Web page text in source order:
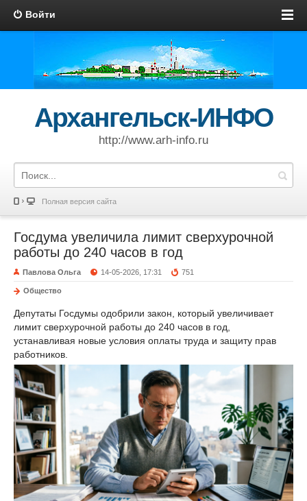
Войти
Архангельск-ИНФО
http://www.arh-info.ru
Полная версия сайта
Госдума увеличила лимит сверхурочной
работы до 240 часов в год
Павлова Ольга 14-05-2026, 17:31 751
Общество
Депутаты Госдумы одобрили закон, который увеличивает
лимит сверхурочной работы до 240 часов в год,
устанавливая новые условия оплаты труда и защиту прав
работников.